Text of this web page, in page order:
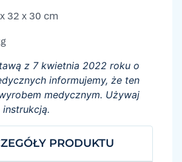
32 x 30 cm
z 7 kwietnia 2022 roku o
informujemy, że ten
medycznym. Używaj
PRODUKTU